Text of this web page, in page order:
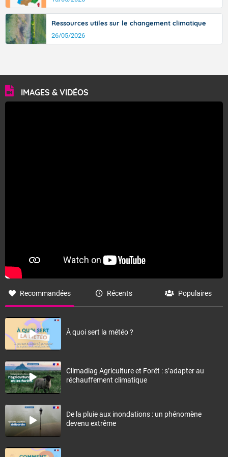
Ressources utiles sur le changement climatique
26/05/2026
IMAGES & VIDÉOS
Recommandées Récents Populaires
À quoi sert la météo ?
Climadiag Agriculture et Forêt : s’adapter au
réchauffement climatique
De la pluie aux inondations : un phénomène
devenu extrême